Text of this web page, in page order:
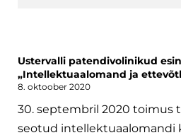
Ustervalli patendivolinikud
„Intellektuaalomand ja
8. oktoober 2020
30. septembril 2020 toimus
seotud intellektuaalomandi